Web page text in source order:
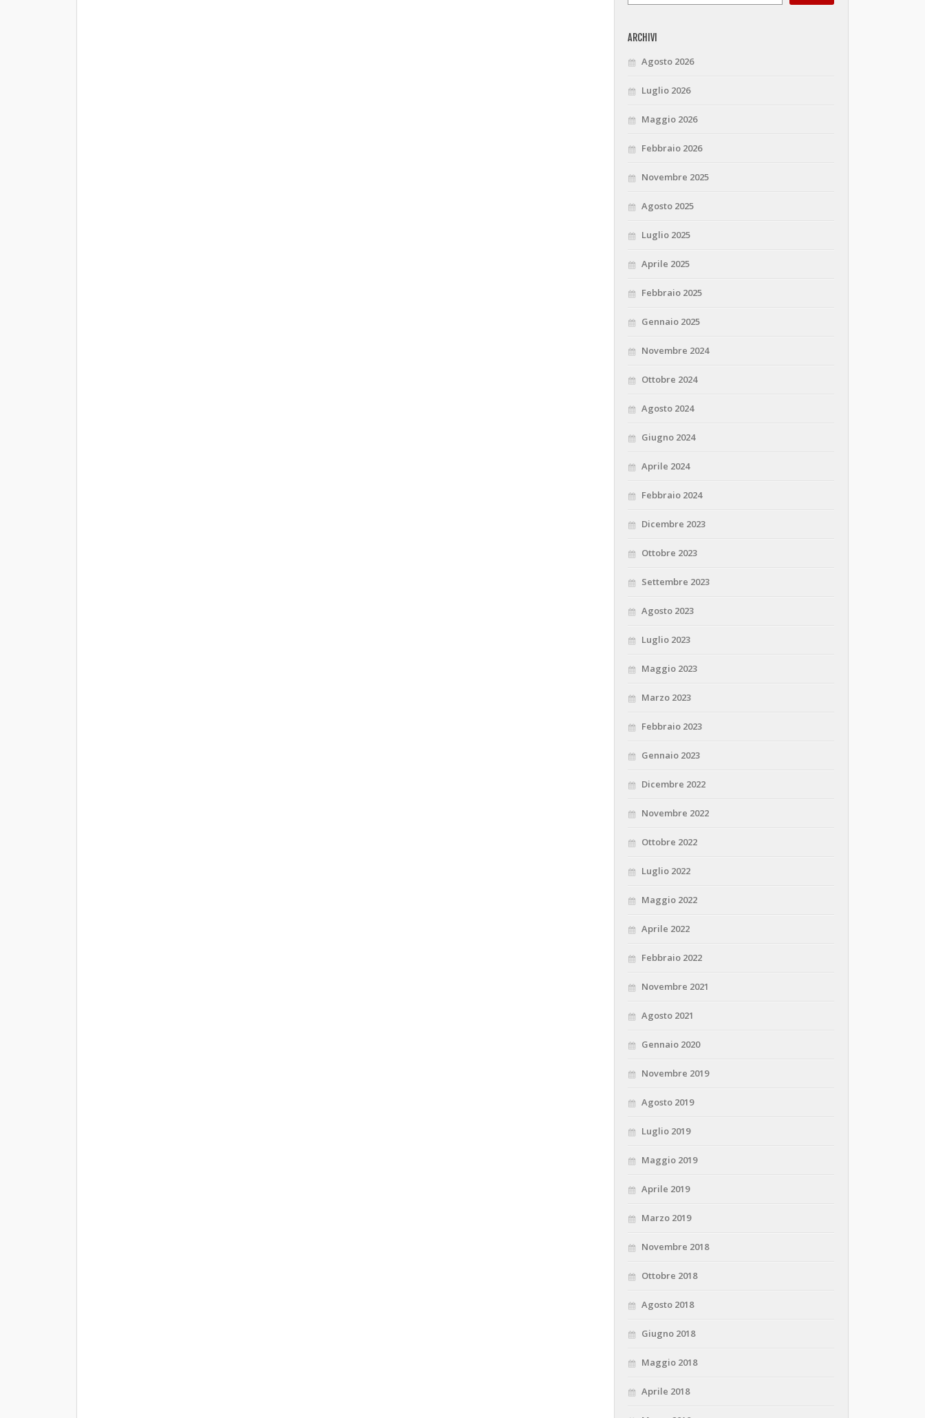
ARCHIVI
Agosto 2026
Luglio 2026
Maggio 2026
Febbraio 2026
Novembre 2025
Agosto 2025
Luglio 2025
Aprile 2025
Febbraio 2025
Gennaio 2025
Novembre 2024
Ottobre 2024
Agosto 2024
Giugno 2024
Aprile 2024
Febbraio 2024
Dicembre 2023
Ottobre 2023
Settembre 2023
Agosto 2023
Luglio 2023
Maggio 2023
Marzo 2023
Febbraio 2023
Gennaio 2023
Dicembre 2022
Novembre 2022
Ottobre 2022
Luglio 2022
Maggio 2022
Aprile 2022
Febbraio 2022
Novembre 2021
Agosto 2021
Gennaio 2020
Novembre 2019
Agosto 2019
Luglio 2019
Maggio 2019
Aprile 2019
Marzo 2019
Novembre 2018
Ottobre 2018
Agosto 2018
Giugno 2018
Maggio 2018
Aprile 2018